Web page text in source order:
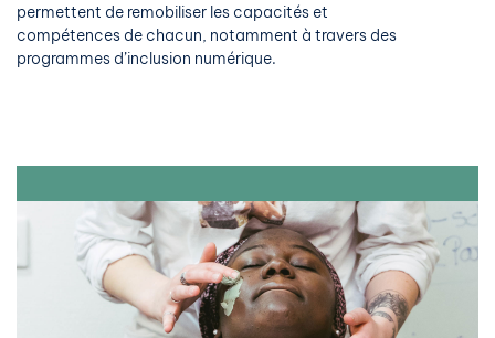
permettent de remobiliser les capacités et
compétences de chacun, notamment à travers des
programmes d’inclusion numérique.